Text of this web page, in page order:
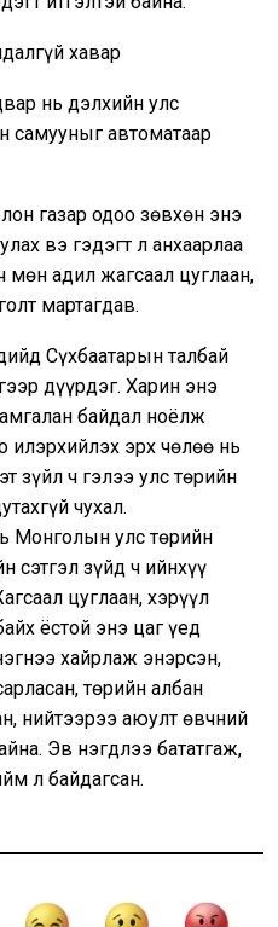
хавар
нь дэлхийн улс
самууныг автоматаар
газар одоо зөвхөн энэ
вэ гэдэгт л анхаарлаа
мөн адил жагсаал цуглаан,
мартагдав.
Сүхбаатарын талбай
дүүрдэг. Харин энэ
байдал ноёлж
илэрхийлэх эрх чөлөө нь
зүйл ч гэлээ улс төрийн
чухал.
Монголын улс төрийн
сэтгэл зүйд ч ийнхүү
цуглаан, хэрүүл
ёстой энэ цаг үед
хайрлаж энэрсэн,
төрийн албан
нийтээрээ аюулт өвчний
Эв нэгдлээ бататгаж,
л байдагсан.